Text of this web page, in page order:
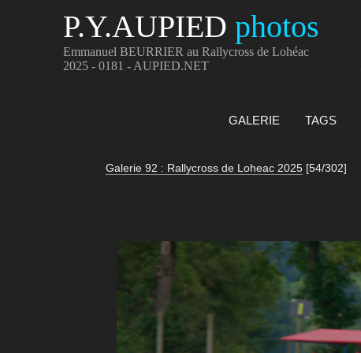
P.Y.AUPIED photos
Emmanuel BEURRIER au Rallycross de Lohéac
2025 - 0181 - AUPIED.NET
GALERIE TAGS
Galerie 92 : Rallycross de Loheac 2025 [54/302]